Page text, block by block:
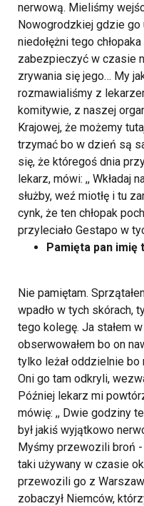
nerwową. Mieliśmy
Nowogrodzkiej gdzie
niedołężni tego
zabezpieczyć w czasie
zrywania się jego… My
rozmawialiśmy z
komitywie, z naszej
Krajowej, że możemy
trzymać bo w dzień są
się, że któregoś dnia
lekarz, mówi: ,, Wkładaj
służby, weź miotłę i tu
cynk, że ten chłopak
przyleciało Gestapo w
Pamięta pan imię
Nie pamiętam.
wpadło w tych skórach,
tego kolegę. Ja stałem
obserwowałem bo on
tylko leżał oddzielnie bo
Oni go tam odkryli,
Później lekarz mi
mówię: ,, Dwie godziny
był jakiś wyjątkowo
Myśmy przewozili broń
taki używany w czasie
przewozili go z
zobaczył Niemców,